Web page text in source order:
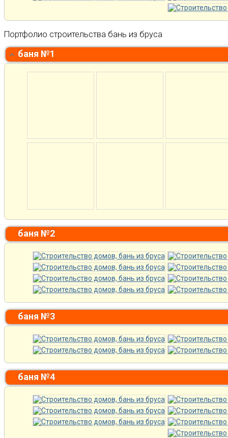
Портфолио строительства бань из бруса
баня №1
баня №2
баня №3
баня №4